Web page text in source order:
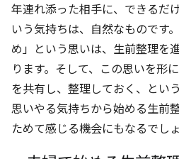
年連れ添った相手に、できるだ
いう気持ちは、自然なものです
め」という思いは、生前整理を
ります。そして、この思いを形
を共有し、整理しておく、とい
思いやる気持ちから始める生前
ためて感じる機会にもなるでしょ